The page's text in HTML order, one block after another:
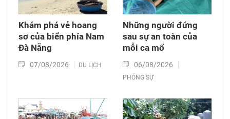
Khám phá vẻ hoang
sơ của biển phía Nam
Đà Nẵng
07/08/2026 DU LỊCH
Những người đứng
sau sự an toàn của
mỗi ca mổ
06/08/2026
PHÓNG SỰ